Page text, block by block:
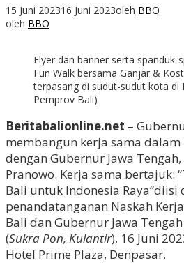
15 Juni 202316 Juni 2023oleh BBO
oleh BBO
Flyer dan banner serta spanduk-
Fun Walk bersama Ganjar &
terpasang di sudut-sudut kota di
Pemprov Bali)
Beritabalionline.net –
membangun kerja sama
dengan Gubernur Jawa
Pranowo. Kerja sama bertajuk:
Bali untuk Indonesia Raya”diisi
penandatanganan Naskah
Bali dan Gubernur Jawa
(Sukra Pon, Kulantir), 16 Juni
Hotel Prime Plaza, Denpasar.